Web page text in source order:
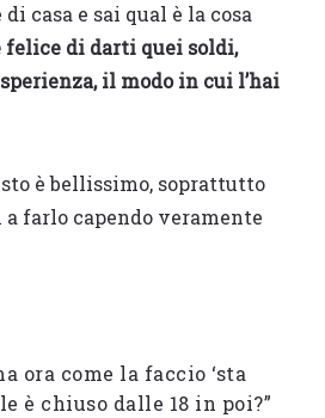
casa e sai qual è la cosa
felice di darti quei soldi,
il modo in cui l’hai
è bellissimo, soprattutto
farlo capendo veramente
ora come la faccio ‘sta
è chiuso dalle 18 in poi?”